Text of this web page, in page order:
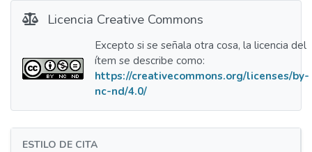
Licencia Creative Commons
Excepto si se señala otra cosa, la licencia del
ítem se describe como:
https://creativecommons.org/licenses/by-
nc-nd/4.0/
ESTILO DE CITA